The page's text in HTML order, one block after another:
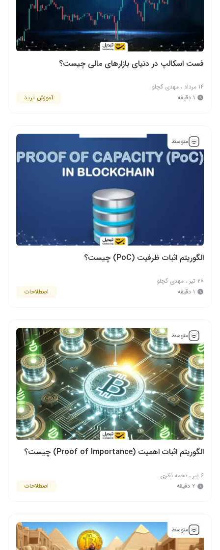
فست اسکالپ در دنیای بازارهای مالی چیست؟
۱۴ مرداد ، مهدی گچلو
۱ دقیقه
آموزش ترید
متوسط
الگوریتم اثبات ظرفیت (PoC) چیست؟
۲۸ تیر ، مهدی گچلو
۱ دقیقه
اصطلاحات
متوسط
الگوریتم اثبات اهمیت (Proof of Importance) چیست؟
۶ تیر ، نجمه نظری
۲ دقیقه
اصطلاحات
متوسط